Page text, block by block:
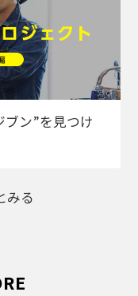
ブン”を見つけ
みる